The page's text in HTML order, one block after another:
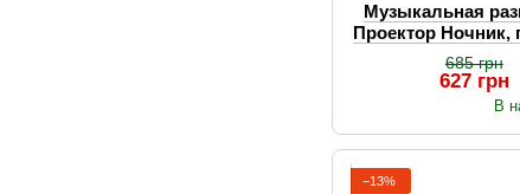
Музыкальная
Проектор Ночник,
685 грн
627 грн
В
−13%